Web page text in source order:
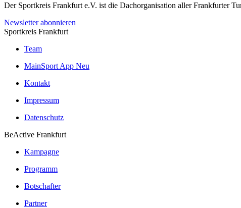
Der Sportkreis Frankfurt e.V. ist die Dachorganisation aller Frankfurter
Newsletter abonnieren
Sportkreis Frankfurt
Team
MainSport App Neu
Kontakt
Impressum
Datenschutz
BeActive Frankfurt
Kampagne
Programm
Botschafter
Partner